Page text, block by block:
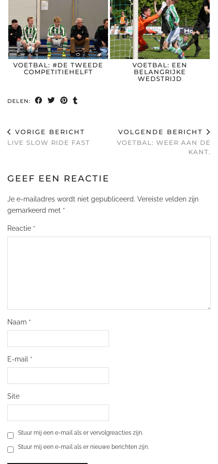
VOETBAL: #DE TWEEDE
COMPETITIEHELFT
VOETBAL: EEN
BELANGRIJKE
WEDSTRIJD
DELEN:
VORIGE BERICHT
LIVE SLOW RIDE FAST
VOLGENDE BERICHT
VOETBAL: WEER AAN DE
KANT.
GEEF EEN REACTIE
Je e-mailadres wordt niet gepubliceerd. Vereiste velden zijn
gemarkeerd met *
Reactie *
Naam *
E-mail *
Site
Stuur mij een e-mail als er vervolgreacties zijn.
Stuur mij een e-mail als er nieuwe berichten zijn.